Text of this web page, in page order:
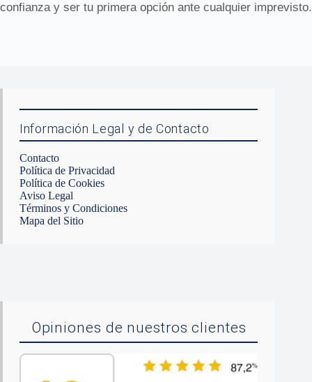
confianza y ser tu primera opción ante cualquier imprevisto.
Información Legal y de Contacto
Contacto
Política de Privacidad
Política de Cookies
Aviso Legal
Términos y Condiciones
Mapa del Sitio
Opiniones de nuestros clientes